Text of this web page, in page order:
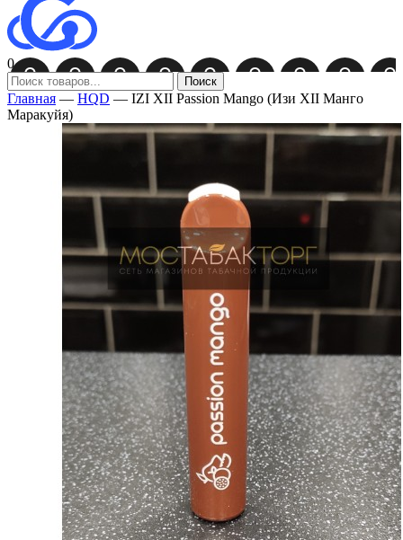
0
Поиск
Главная — HQD — IZI XII Passion Mango (Изи XII Манго
Маракуйя)